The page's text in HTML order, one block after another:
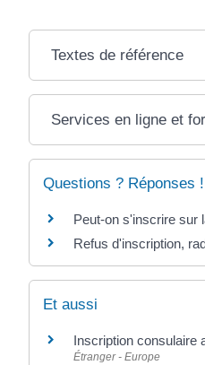
Textes de référence
Services en ligne et
Questions ? Réponses !
Peut-on s'inscrire sur
Refus d'inscription,
Et aussi
Inscription consulaire
Étranger - Europe